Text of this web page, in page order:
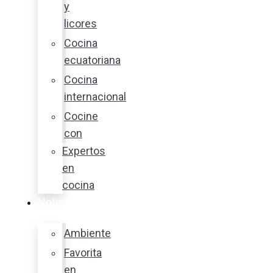
y
licores
Cocina
ecuatoriana
Cocina
internacional
Cocine
con
Expertos
en
cocina
Ambiente
Favorita
en